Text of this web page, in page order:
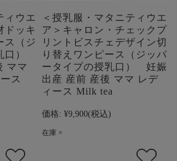
ィウエ
ドッキ
ス（ジ
口）
ママ
ス
＜授乳服・マタニティウエ
ア＞キャロン・チェックプ
リントビスチェデザイン切
り替えワンピース（ジッパ
ータイプの授乳口） 妊娠
出産 産前 産後 ママ レデ
ィース Milk tea
価格: ¥9,900(税込)
在庫 ×